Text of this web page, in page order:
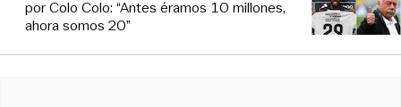
por Colo Colo: “Antes éramos 10 millones,
ahora somos 20”